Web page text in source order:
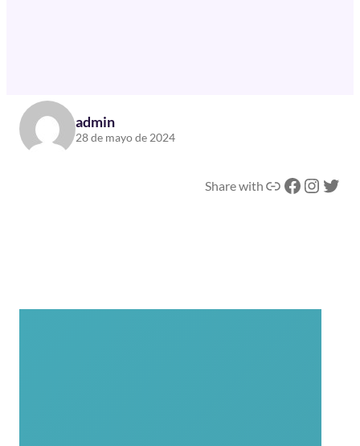
admin
28 de mayo de 2024
Share with Enlace Facebook Instagram Twitter